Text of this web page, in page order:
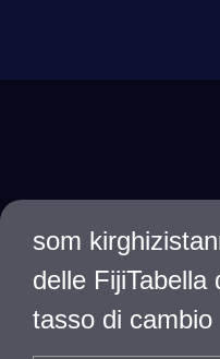
som
delle FijiTabella
tasso di cambio